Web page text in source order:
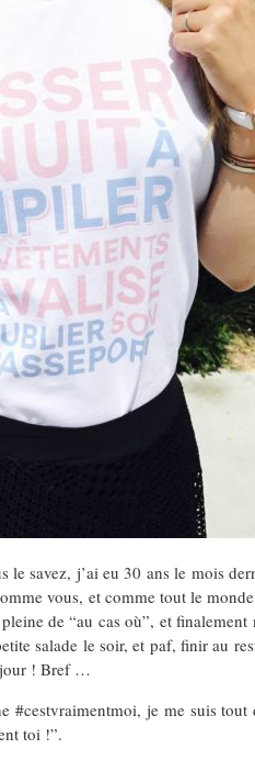
savez, j’ai eu 30 ans le mois
vous, et comme tout le
de “au cas où”, et
salade le soir, et paf, finir au
jour ! Bref …
#cestvraimentmoi, je me suis
toi !”.